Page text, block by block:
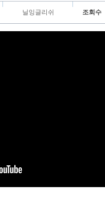
닐잉글리쉬 조회수